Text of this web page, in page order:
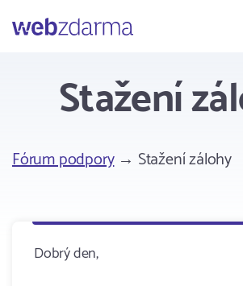
Webzdarma
Stažení
Fórum podpory→ Stažení zálohy
Dobrý den,